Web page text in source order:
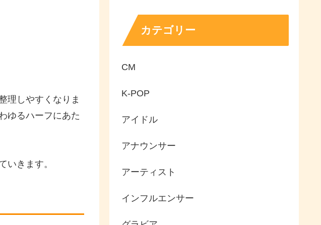
理しやすくなりま
ゆるハーフにあた
いきます。
カテゴリー
CM
K-POP
アイドル
アナウンサー
アーティスト
インフルエンサー